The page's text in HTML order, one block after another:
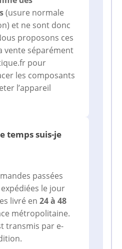
(usure normale
et ne sont donc
proposons ces
vente séparément
pour
les composants
l’appareil
temps suis-je
passées
le jour
livré en 24 à 48
métropolitaine.
transmis par e-